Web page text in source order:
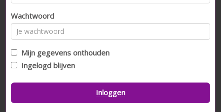
Wachtwoord
Mijn gegevens onthouden
Ingelogd blijven
Inloggen